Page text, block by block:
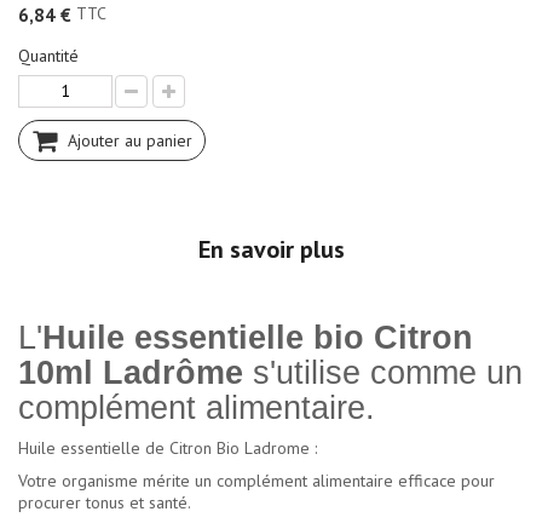
6,84 € TTC
Quantité
Ajouter au panier
En savoir plus
L'Huile essentielle bio Citron
10ml Ladrôme s'utilise comme un
complément alimentaire.
Huile essentielle de Citron Bio Ladrome :
Votre organisme mérite un complément alimentaire efficace pour
procurer tonus et santé.